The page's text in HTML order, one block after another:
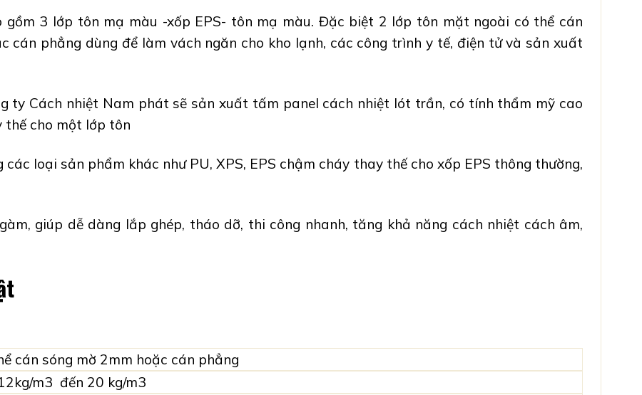
gồm 3 lớp tôn mạ màu -xốp EPS- tôn mạ màu. Đặc biệt 2 lớp tôn mặt ngoài có thể cán
cán phẳng dùng để làm vách ngăn cho kho lạnh, các công trình y tế, điện tử và sản xuất
ty Cách nhiệt Nam phát sẽ sản xuất tấm panel cách nhiệt lót trần, có tính thẩm mỹ cao
thế cho một lớp tôn
các loại sản phẩm khác như PU, XPS, EPS chậm cháy thay thế cho xốp EPS thông thường,
giúp dễ dàng lắp ghép, tháo dỡ, thi công nhanh, tăng khả năng cách nhiệt cách âm,
2mm hoặc cán phẳng
đến 20 kg/m3